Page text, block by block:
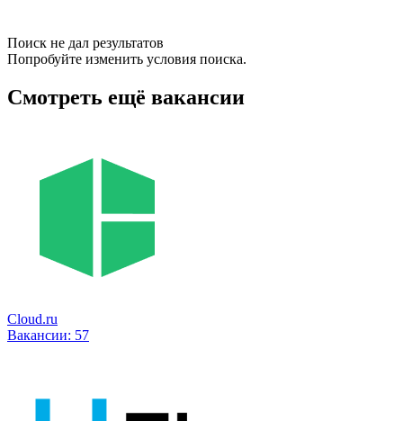
Поиск не дал результатов
Попробуйте изменить условия поиска.
Смотреть ещё вакансии
Cloud.ru
Вакансии: 57